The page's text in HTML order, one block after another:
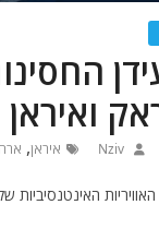
ואיראן
Nziv איראן,